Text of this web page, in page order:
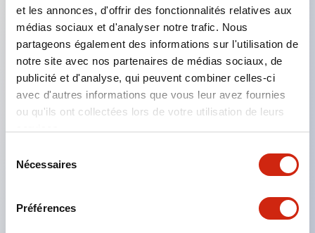
et les annonces, d'offrir des fonctionnalités relatives aux
médias sociaux et d'analyser notre trafic. Nous
partageons également des informations sur l'utilisation de
notre site avec nos partenaires de médias sociaux, de
publicité et d'analyse, qui peuvent combiner celles-ci
avec d'autres informations que vous leur avez fournies
ou qu'ils ont collectées lors de votre utilisation de leurs
Nécessaires
Préférences
Caractéristiques clés
Le montage en groupe serré est possible, et le
montage/démontage de l’unité de contact est
également facile même lors du montage en groupe
serré.
Structure séparée adoptant un mécanisme de
levier de verrouillage amovible par baïonnette.
La structure de protection est de type résistant
aux jets d’eau, IP65 (IEC 60529). (Le buzzer est